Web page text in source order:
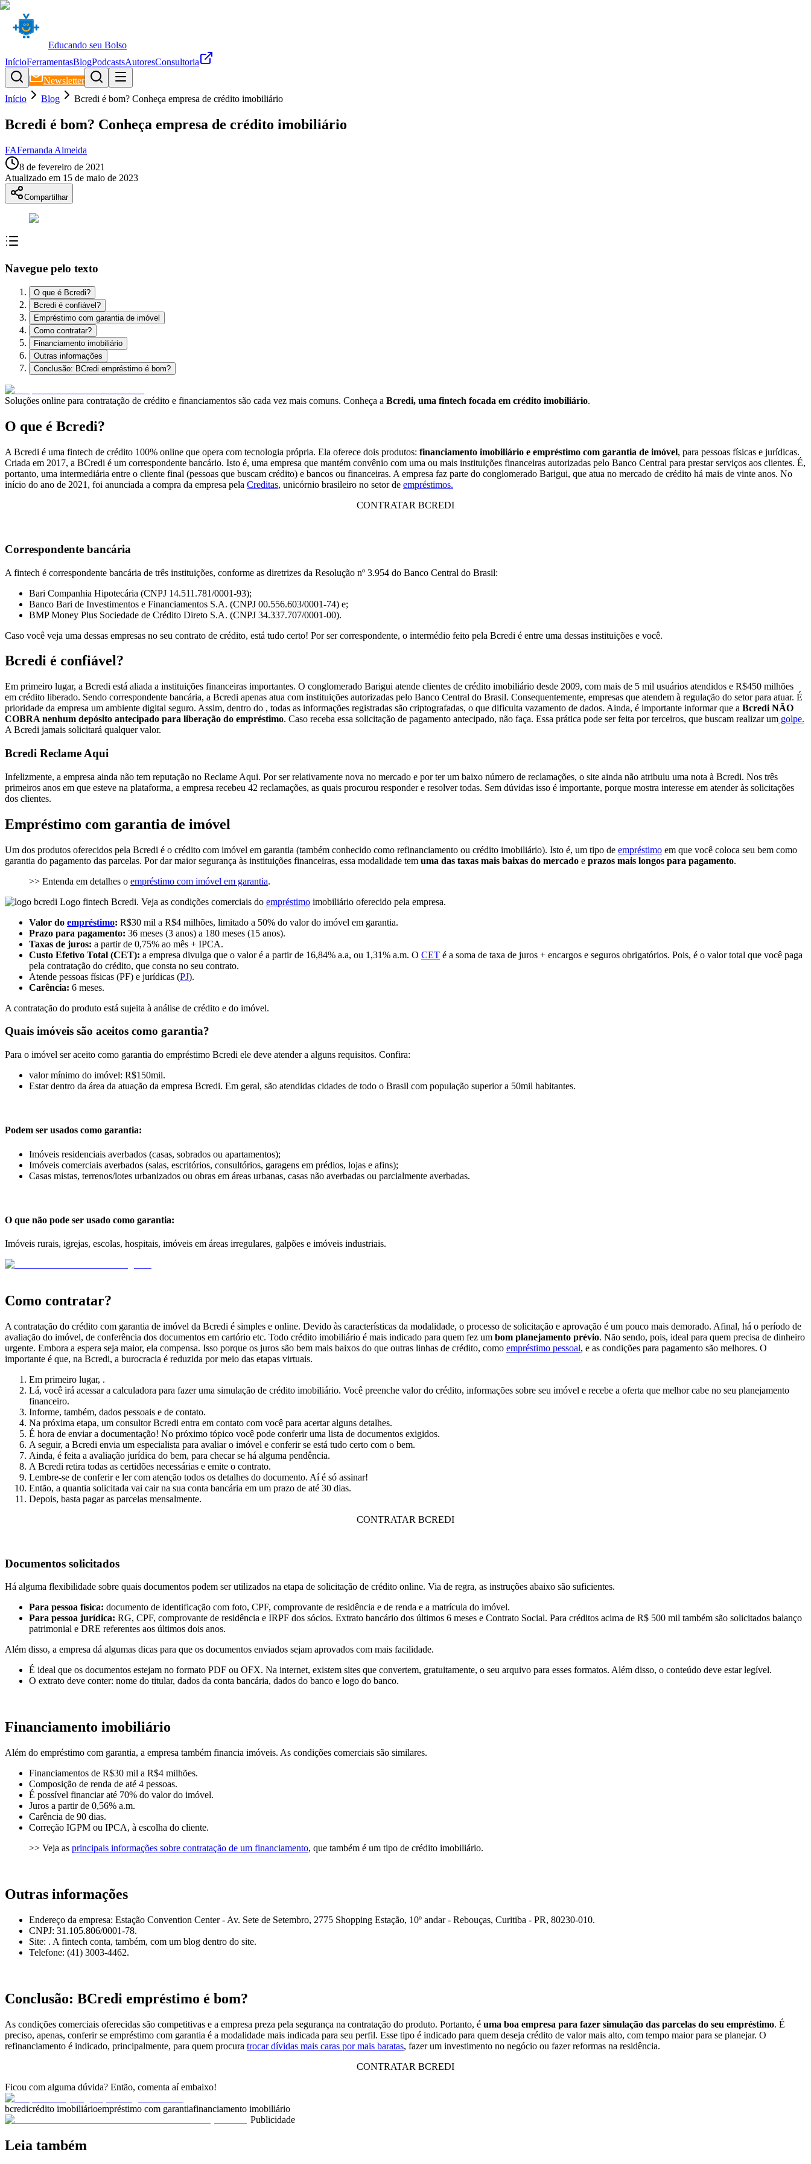
Educando seu Bolso
InícioFerramentasBlogPodcastsAutoresConsultoria
Newsletter
Início
Blog Bcredi é bom? Conheça empresa de crédito imobiliário
Bcredi é bom? Conheça empresa de crédito imobiliário
FAFernanda Almeida
8 de fevereiro de 2021
Atualizado em 15 de maio de 2023
Compartilhar
Navegue pelo texto
O que é Bcredi?
Bcredi é confiável?
Empréstimo com garantia de imóvel
Como contratar?
Financiamento imobiliário
Outras informações
Conclusão: BCredi empréstimo é bom?
Soluções online para contratação de crédito e financiamentos são cada vez mais comuns. Conheça a Bcredi, uma fintech focada em crédito imobiliário.
O que é Bcredi?
A Bcredi é uma fintech de crédito 100% online que opera com tecnologia própria. Ela oferece dois produtos: financiamento imobiliário e empréstimo com garantia de imóvel, para pessoas físicas e jurídicas.
Criada em 2017, a BCredi é um correspondente bancário. Isto é, uma empresa que mantém convênio com uma ou mais instituições financeiras autorizadas pelo Banco Central para prestar serviços aos clientes. É,
portanto, uma intermediária entre o cliente final (pessoas que buscam crédito) e bancos ou financeiras. A empresa faz parte do conglomerado Barigui, que atua no mercado de crédito há mais de vinte anos. No
início do ano de 2021, foi anunciada a compra da empresa pela Creditas, unicórnio brasileiro no setor de empréstimos.
CONTRATAR BCREDI
Correspondente bancária
A fintech é correspondente bancária de três instituições, conforme as diretrizes da Resolução nº 3.954 do Banco Central do Brasil:
Bari Companhia Hipotecária (CNPJ 14.511.781/0001-93);
Banco Bari de Investimentos e Financiamentos S.A. (CNPJ 00.556.603/0001-74) e;
BMP Money Plus Sociedade de Crédito Direto S.A. (CNPJ 34.337.707/0001-00).
Caso você veja uma dessas empresas no seu contrato de crédito, está tudo certo! Por ser correspondente, o intermédio feito pela Bcredi é entre uma dessas instituições e você.
Bcredi é confiável?
Em primeiro lugar, a Bcredi está aliada a instituições financeiras importantes. O conglomerado Barigui atende clientes de crédito imobiliário desde 2009, com mais de 5 mil usuários atendidos e R$450 milhões
em crédito liberado. Sendo correspondente bancária, a Bcredi apenas atua com instituições autorizadas pelo Banco Central do Brasil. Consequentemente, empresas que atendem à regulação do setor para atuar. É
prioridade da empresa um ambiente digital seguro. Assim, dentro do , todas as informações registradas são criptografadas, o que dificulta vazamento de dados. Ainda, é importante informar que a Bcredi NÃO
COBRA nenhum depósito antecipado para liberação do empréstimo. Caso receba essa solicitação de pagamento antecipado, não faça. Essa prática pode ser feita por terceiros, que buscam realizar um golpe.
A Bcredi jamais solicitará qualquer valor.
Bcredi Reclame Aqui
Infelizmente, a empresa ainda não tem reputação no Reclame Aqui. Por ser relativamente nova no mercado e por ter um baixo número de reclamações, o site ainda não atribuiu uma nota à Bcredi. Nos três
primeiros anos em que esteve na plataforma, a empresa recebeu 42 reclamações, as quais procurou responder e resolver todas. Sem dúvidas isso é importante, porque mostra interesse em atender às solicitações
dos clientes.
Empréstimo com garantia de imóvel
Um dos produtos oferecidos pela Bcredi é o crédito com imóvel em garantia (também conhecido como refinanciamento ou crédito imobiliário). Isto é, um tipo de empréstimo em que você coloca seu bem como
garantia do pagamento das parcelas. Por dar maior segurança às instituições financeiras, essa modalidade tem uma das taxas mais baixas do mercado e prazos mais longos para pagamento.
>> Entenda em detalhes o empréstimo com imóvel em garantia.
Logo fintech Bcredi. Veja as condições comerciais do empréstimo imobiliário oferecido pela empresa.
Valor do empréstimo: R$30 mil a R$4 milhões, limitado a 50% do valor do imóvel em garantia.
Prazo para pagamento: 36 meses (3 anos) a 180 meses (15 anos).
Taxas de juros: a partir de 0,75% ao mês + IPCA.
Custo Efetivo Total (CET): a empresa divulga que o valor é a partir de 16,84% a.a, ou 1,31% a.m. O CET é a soma de taxa de juros + encargos e seguros obrigatórios. Pois, é o valor total que você paga
pela contratação do crédito, que consta no seu contrato.
Atende pessoas físicas (PF) e jurídicas (PJ).
Carência: 6 meses.
A contratação do produto está sujeita à análise de crédito e do imóvel.
Quais imóveis são aceitos como garantia?
Para o imóvel ser aceito como garantia do empréstimo Bcredi ele deve atender a alguns requisitos. Confira:
valor mínimo do imóvel: R$150mil.
Estar dentro da área da atuação da empresa Bcredi. Em geral, são atendidas cidades de todo o Brasil com população superior a 50mil habitantes.
Podem ser usados como garantia:
Imóveis residenciais averbados (casas, sobrados ou apartamentos);
Imóveis comerciais averbados (salas, escritórios, consultórios, garagens em prédios, lojas e afins);
Casas mistas, terrenos/lotes urbanizados ou obras em áreas urbanas, casas não averbadas ou parcialmente averbadas.
O que não pode ser usado como garantia:
Imóveis rurais, igrejas, escolas, hospitais, imóveis em áreas irregulares, galpões e imóveis industriais.
Como contratar?
A contratação do crédito com garantia de imóvel da Bcredi é simples e online. Devido às características da modalidade, o processo de solicitação e aprovação é um pouco mais demorado. Afinal, há o período de
avaliação do imóvel, de conferência dos documentos em cartório etc. Todo crédito imobiliário é mais indicado para quem fez um bom planejamento prévio. Não sendo, pois, ideal para quem precisa de dinheiro
urgente. Embora a espera seja maior, ela compensa. Isso porque os juros são bem mais baixos do que outras linhas de crédito, como empréstimo pessoal, e as condições para pagamento são melhores. O
importante é que, na Bcredi, a burocracia é reduzida por meio das etapas virtuais.
Em primeiro lugar, .
Lá, você irá acessar a calculadora para fazer uma simulação de crédito imobiliário. Você preenche valor do crédito, informações sobre seu imóvel e recebe a oferta que melhor cabe no seu planejamento
financeiro.
Informe, também, dados pessoais e de contato.
Na próxima etapa, um consultor Bcredi entra em contato com você para acertar alguns detalhes.
É hora de enviar a documentação! No próximo tópico você pode conferir uma lista de documentos exigidos.
A seguir, a Bcredi envia um especialista para avaliar o imóvel e conferir se está tudo certo com o bem.
Ainda, é feita a avaliação jurídica do bem, para checar se há alguma pendência.
A Bcredi retira todas as certidões necessárias e emite o contrato.
Lembre-se de conferir e ler com atenção todos os detalhes do documento. Aí é só assinar!
Então, a quantia solicitada vai cair na sua conta bancária em um prazo de até 30 dias.
Depois, basta pagar as parcelas mensalmente.
CONTRATAR BCREDI
Documentos solicitados
Há alguma flexibilidade sobre quais documentos podem ser utilizados na etapa de solicitação de crédito online. Via de regra, as instruções abaixo são suficientes.
Para pessoa física: documento de identificação com foto, CPF, comprovante de residência e de renda e a matrícula do imóvel.
Para pessoa jurídica: RG, CPF, comprovante de residência e IRPF dos sócios. Extrato bancário dos últimos 6 meses e Contrato Social. Para créditos acima de R$ 500 mil também são solicitados balanço
patrimonial e DRE referentes aos últimos dois anos.
Além disso, a empresa dá algumas dicas para que os documentos enviados sejam aprovados com mais facilidade.
É ideal que os documentos estejam no formato PDF ou OFX. Na internet, existem sites que convertem, gratuitamente, o seu arquivo para esses formatos. Além disso, o conteúdo deve estar legível.
O extrato deve conter: nome do titular, dados da conta bancária, dados do banco e logo do banco.
Financiamento imobiliário
Além do empréstimo com garantia, a empresa também financia imóveis. As condições comerciais são similares.
Financiamentos de R$30 mil a R$4 milhões.
Composição de renda de até 4 pessoas.
É possível financiar até 70% do valor do imóvel.
Juros a partir de 0,56% a.m.
Carência de 90 dias.
Correção IGPM ou IPCA, à escolha do cliente.
>> Veja as principais informações sobre contratação de um financiamento, que também é um tipo de crédito imobiliário.
Outras informações
Endereço da empresa: Estação Convention Center - Av. Sete de Setembro, 2775 Shopping Estação, 10º andar - Rebouças, Curitiba - PR, 80230-010.
CNPJ: 31.105.806/0001-78.
Site: . A fintech conta, também, com um blog dentro do site.
Telefone: (41) 3003-4462.
Conclusão: BCredi empréstimo é bom?
As condições comerciais oferecidas são competitivas e a empresa preza pela segurança na contratação do produto. Portanto, é uma boa empresa para fazer simulação das parcelas do seu empréstimo. É
preciso, apenas, conferir se empréstimo com garantia é a modalidade mais indicada para seu perfil. Esse tipo é indicado para quem deseja crédito de valor mais alto, com tempo maior para se planejar. O
refinanciamento é indicado, principalmente, para quem procura trocar dívidas mais caras por mais baratas, fazer um investimento no negócio ou fazer reformas na residência.
CONTRATAR BCREDI
Ficou com alguma dúvida? Então, comenta aí embaixo!
bcredicrédito imobiliárioempréstimo com garantiafinanciamento imobiliário
Publicidade
Leia também